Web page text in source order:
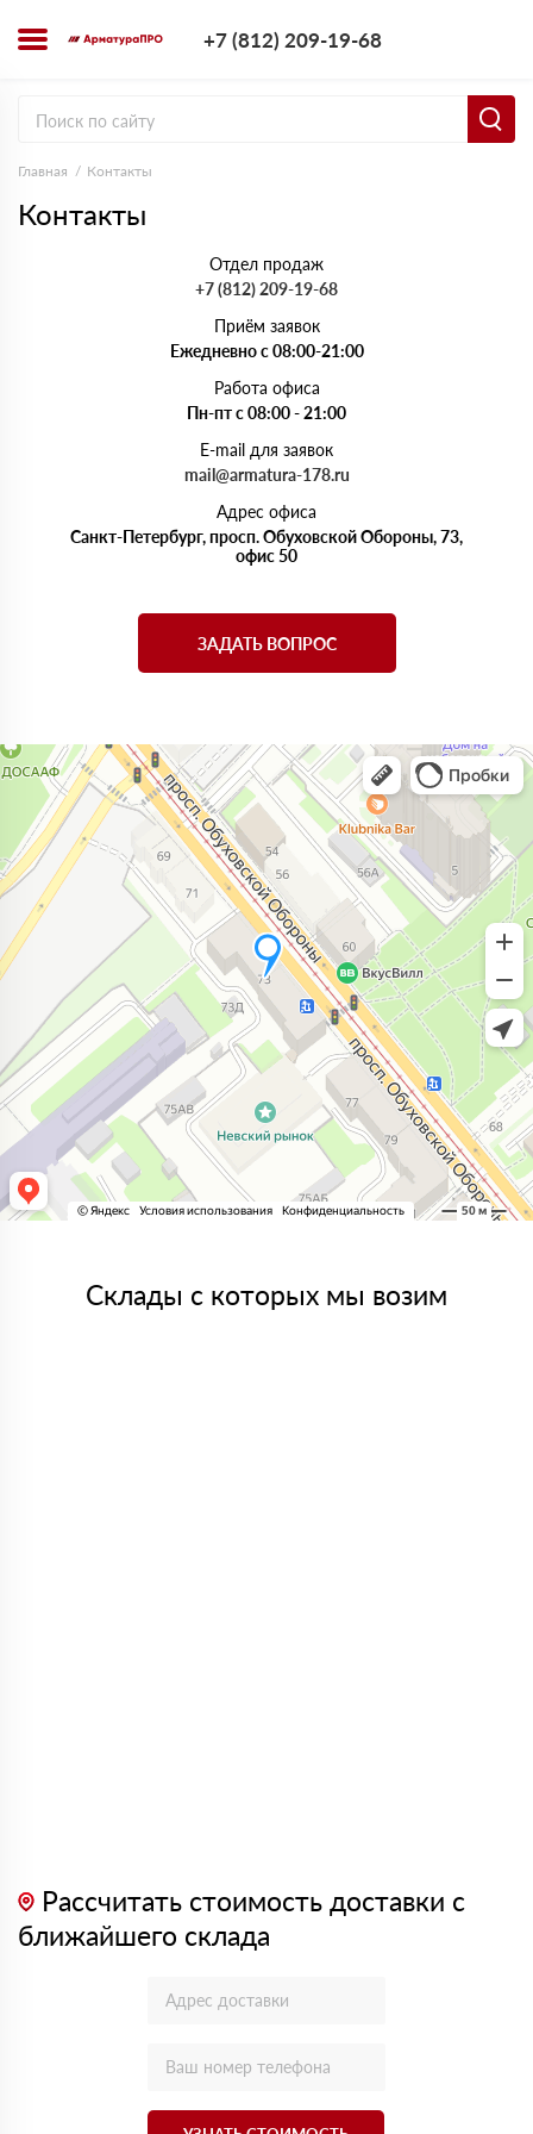
+7 (812) 209-19-68
Главная Контакты
Контакты
Отдел продаж
+7 (812) 209-19-68
Приём заявок
Ежедневно с 08:00-21:00
Работа офиса
Пн-пт с 08:00 - 21:00
E-mail для заявок
mail@armatura-178.ru
Адрес офиса
Санкт-Петербург, просп. Обуховской Обороны, 73,
офис 50
ЗАДАТЬ ВОПРОС
Склады с которых мы возим
Рассчитать стоимость доставки с
ближайшего склада